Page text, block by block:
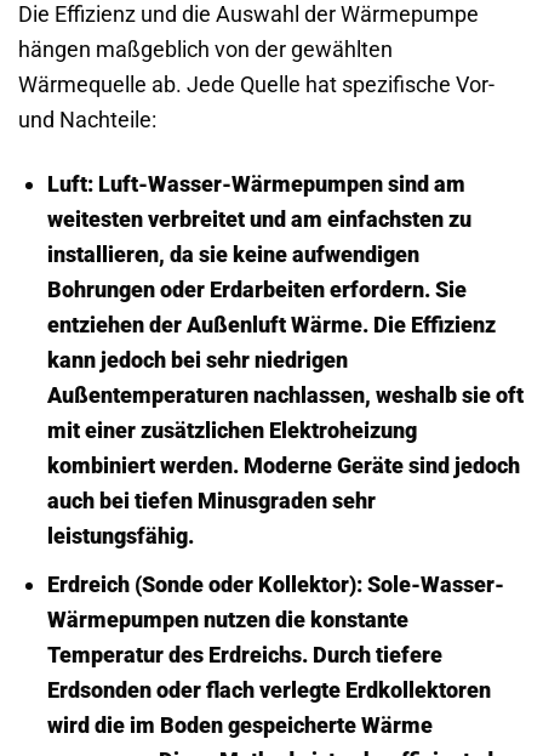
Die Effizienz und die Auswahl der Wärmepumpe
hängen maßgeblich von der gewählten
Wärmequelle ab. Jede Quelle hat spezifische Vor-
und Nachteile:
Luft:Luft-Wasser-Wärmepumpen sind am
weitesten verbreitet und am einfachsten zu
installieren, da sie keine aufwendigen
Bohrungen oder Erdarbeiten erfordern. Sie
entziehen der Außenluft Wärme. Die Effizienz
kann jedoch bei sehr niedrigen
Außentemperaturen nachlassen, weshalb sie oft
mit einer zusätzlichen Elektroheizung
kombiniert werden. Moderne Geräte sind jedoch
auch bei tiefen Minusgraden sehr
leistungsfähig.
Erdreich (Sonde oder Kollektor):Sole-Wasser-
Wärmepumpen nutzen die konstante
Temperatur des Erdreichs. Durch tiefere
Erdsonden oder flach verlegte Erdkollektoren
wird die im Boden gespeicherte Wärme